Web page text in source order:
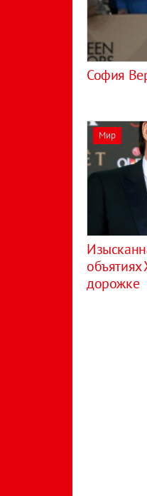
София
Мир
дорожке